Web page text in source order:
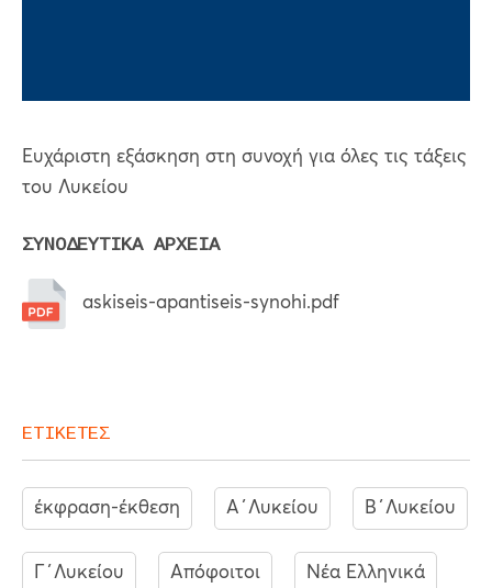
Ευχάριστη εξάσκηση στη συνοχή για όλες τις τάξεις
του Λυκείου
ΣΥΝΟΔΕΥΤΙΚΑ ΑΡΧΕΙΑ
askiseis-apantiseis-synohi.pdf
ΕΤΙΚΕΤΕΣ
έκφραση-έκθεση Α΄Λυκείου Β΄Λυκείου
Γ΄Λυκείου Απόφοιτοι Νέα Ελληνικά